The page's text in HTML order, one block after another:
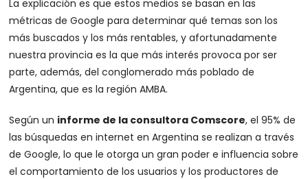
La explicación es que estos medios se basan en las
métricas de Google para determinar qué temas son los
más buscados y los más rentables, y afortunadamente
nuestra provincia es la que más interés provoca por ser
parte, además, del conglomerado más poblado de
Argentina, que es la región AMBA.
Según un informe de la consultora Comscore, el 95% de
las búsquedas en internet en Argentina se realizan a través
de Google, lo que le otorga un gran poder e influencia sobre
el comportamiento de los usuarios y los productores de